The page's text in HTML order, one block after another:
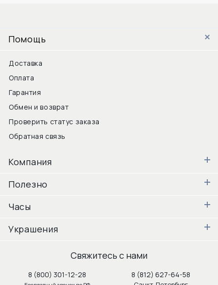
Помощь
Доставка
Оплата
Гарантия
Обмен и возврат
Проверить статус заказа
Обратная связь
Компания
Полезно
Часы
Украшения
Свяжитесь с нами
8 (800) 301-12-28 8 (812) 627-64-58